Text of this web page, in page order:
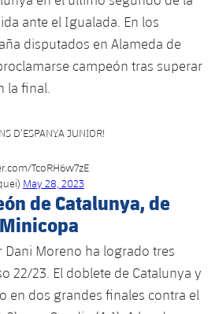
ante el Igualada. En los
disputados en Alameda de
campeón tras superar
la final.
D’ESPANYA JUNIOR!
TcoRH6w7zE
May 28, 2023
de Catalunya, de
Moreno ha logrado tres
22/23. El doblete de Catalunya y
en dos grandes finales contra el